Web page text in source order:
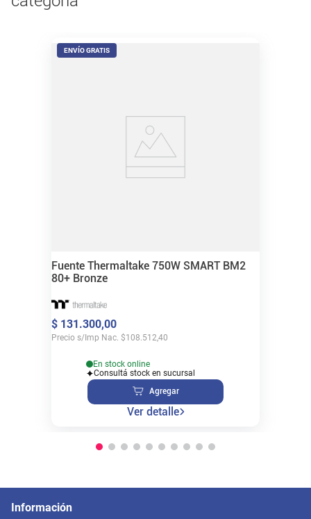
resto del equipo.
ENVÍO GRATIS
Fuente Thermaltake 750W SMART BM2
80+ Bronze
$ 131.300,00
Precio s/Imp Nac. $108.512,40
En stock online
Consultá stock en sucursal
Agregar
Ver detalle
Información